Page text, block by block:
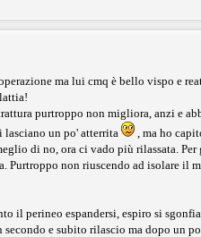
ma lui cmq è bello vispo e
purtroppo non migliora, anzi e
un po' atterrita
, ma ho
di no, ora ci vado più rilassata.
non riuscendo ad isolare il
il perineo espandersi, espiro si
e subito rilascio ma dopo un